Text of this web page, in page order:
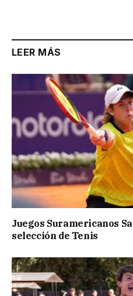
LEER MÁS
Juegos Suramericanos
selección de Tenis